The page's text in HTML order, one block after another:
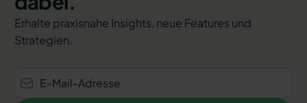
Erhalte praxisnahe Insights, neue Features und
Strategien.